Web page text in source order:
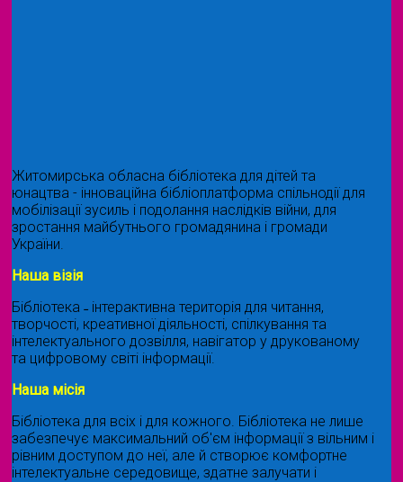
Житомирська обласна бібліотека для дітей та
юнацтва - інноваційна бібліоплатформа спільнодії для
мобілізації зусиль і подолання наслідків війни, для
зростання майбутнього громадянина і громади
України.
Наша візія
Бібліотека ˗ інтерактивна територія для читання,
творчості, креативної діяльності, спілкування та
інтелектуального дозвілля, навігатор у друкованому
та цифровому світі інформації.
Наша місія
Бібліотека для всіх і для кожного. Бібліотека не лише
забезпечує максимальний об'єм інформації з вільним і
рівним доступом до неї, але й створює комфортне
інтелектуальне середовище, здатне залучати і